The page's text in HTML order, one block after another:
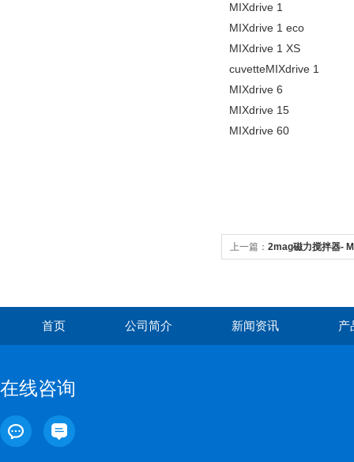
MIXdrive 1
MIXdrive 1 eco
MIXdrive 1 XS
cuvetteMIXdrive 1
MIXdrive 6
MIXdrive 15
MIXdrive 60
上一篇： 2mag磁力搅拌器-
首页 公司简介 新闻资讯 产
在线咨询